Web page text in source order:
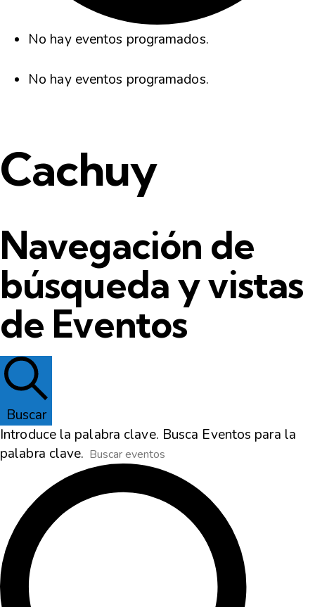
No hay eventos programados.
No hay eventos programados.
Cachuy
Navegación de
búsqueda y vistas
de Eventos
Buscar
Introduce la palabra clave. Busca Eventos para la
palabra clave.